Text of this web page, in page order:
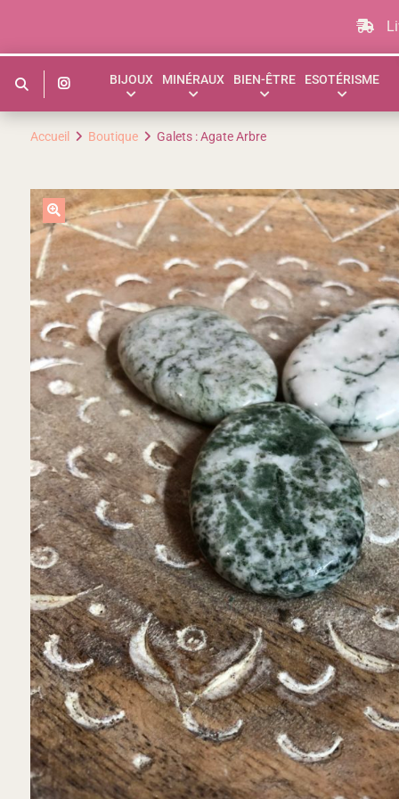
BIJOUX MINÉRAUX BIEN-ÊTRE ESOTÉRISME
Accueil Boutique Galets : Agate Arbre